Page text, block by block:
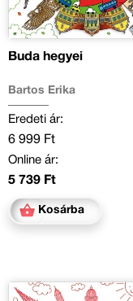
Buda hegyei
Bartos Erika
Eredeti ár:
6 999 Ft
Online ár:
5 739 Ft
Kosárba